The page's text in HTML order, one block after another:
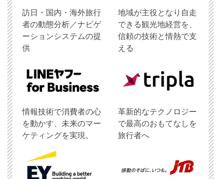
訪日・国内・海外旅行
者の動態分析／ナビゲ
ーションシステムの提
供
地域が主役となり自走
できる観光地経営を、
信頼の技術と情熱で支
える
情報技術で消費者の心
を動かす、未来のマー
ケティングを実現。
革新的なテクノロジー
で最高のおもてなしを
旅行者へ